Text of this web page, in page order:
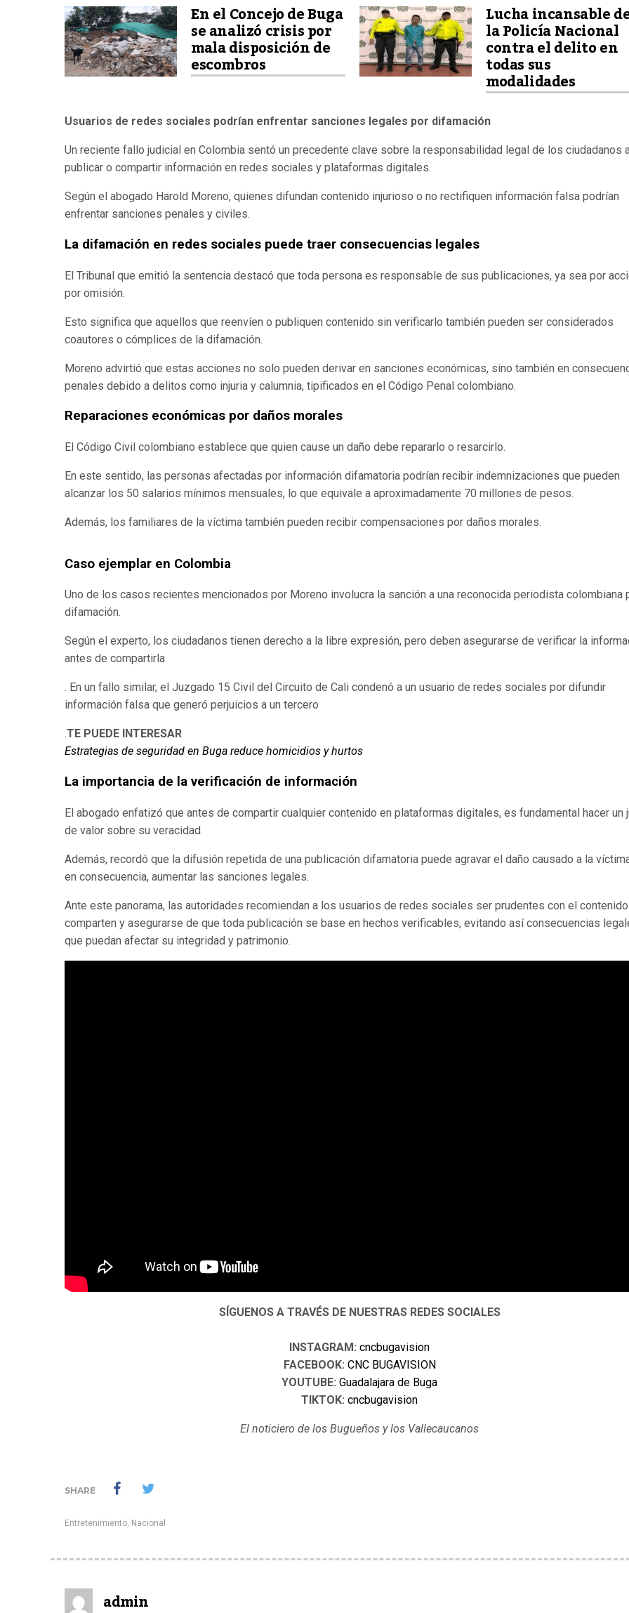
En el Concejo de Buga
se analizó crisis por
mala disposición de
escombros
Lucha incansable
la Policía Nacional
contra el delito en
todas sus
modalidades
Usuarios de redes sociales podrían enfrentar sanciones legales por difamación
Un reciente fallo judicial en Colombia sentó un precedente clave sobre la responsabilidad legal de los ciudadanos
publicar o compartir información en redes sociales y plataformas digitales.
Según el abogado Harold Moreno, quienes difundan contenido injurioso o no rectifiquen información falsa podrían
enfrentar sanciones penales y civiles.
La difamación en redes sociales puede traer consecuencias legales
El Tribunal que emitió la sentencia destacó que toda persona es responsable de sus publicaciones, ya sea por
por omisión.
Esto significa que aquellos que reenvíen o publiquen contenido sin verificarlo también pueden ser considerados
coautores o cómplices de la difamación.
Moreno advirtió que estas acciones no solo pueden derivar en sanciones económicas, sino también en
penales debido a delitos como injuria y calumnia, tipificados en el Código Penal colombiano.
Reparaciones económicas por daños morales
El Código Civil colombiano establece que quien cause un daño debe repararlo o resarcirlo.
En este sentido, las personas afectadas por información difamatoria podrían recibir indemnizaciones que pueden
alcanzar los 50 salarios mínimos mensuales, lo que equivale a aproximadamente 70 millones de pesos.
Además, los familiares de la víctima también pueden recibir compensaciones por daños morales.
Caso ejemplar en Colombia
Uno de los casos recientes mencionados por Moreno involucra la sanción a una reconocida periodista colombiana
difamación.
Según el experto, los ciudadanos tienen derecho a la libre expresión, pero deben asegurarse de verificar la
antes de compartirla
. En un fallo similar, el Juzgado 15 Civil del Circuito de Cali condenó a un usuario de redes sociales por difundir
información falsa que generó perjuicios a un tercero
.TE PUEDE INTERESAR
Estrategias de seguridad en Buga reduce homicidios y hurtos
La importancia de la verificación de información
El abogado enfatizó que antes de compartir cualquier contenido en plataformas digitales, es fundamental hacer un
de valor sobre su veracidad.
Además, recordó que la difusión repetida de una publicación difamatoria puede agravar el daño causado a la
en consecuencia, aumentar las sanciones legales.
Ante este panorama, las autoridades recomiendan a los usuarios de redes sociales ser prudentes con el
comparten y asegurarse de que toda publicación se base en hechos verificables, evitando así consecuencias
que puedan afectar su integridad y patrimonio.
SÍGUENOS A TRAVÉS DE NUESTRAS REDES SOCIALES
INSTAGRAM: cncbugavision
FACEBOOK: CNC BUGAVISION
YOUTUBE: Guadalajara de Buga
TIKTOK: cncbugavision
El noticiero de los Bugueños y los Vallecaucanos
SHARE
Entretenimiento, Nacional
admin